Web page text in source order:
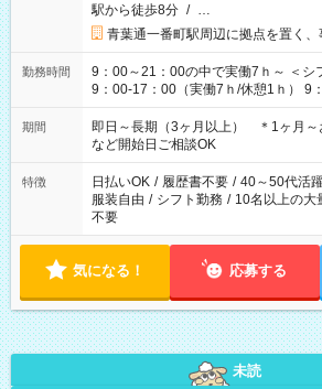
駅から徒歩8分 / …
青葉通一番町駅周辺に拠点を置く、
勤務時間
9：00～21：00の中で実働7ｈ～ ＜シフト例＞ ●終わりも早め派
9：00-17：00（実働7ｈ/休憩1ｈ） 9
憩1ｈ） 10：00-19：00（実働8ｈ/休憩1ｈ） ●朝
11：00-20：00（実働8ｈ/休憩1ｈ）
休憩1ｈ） 12：00-21：00（実働8ｈ/
00（実働8ｈ/休憩1ｈ） ＊時間帯
期間
即日～長期（3ヶ月以上） ＊1ヶ月
など開始日ご相談OK
特徴 日払いOK / 履歴書不要 / 40～50代活
服装自由 / シフト勤務 / 10名以上の大
不要
気になる！ 応募する
未読